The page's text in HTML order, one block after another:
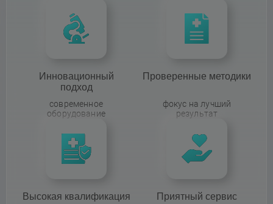
Инновационный
подход
современное
оборудование
Проверенные методики
фокус на лучший
результат
Высокая квалификация Приятный сервис